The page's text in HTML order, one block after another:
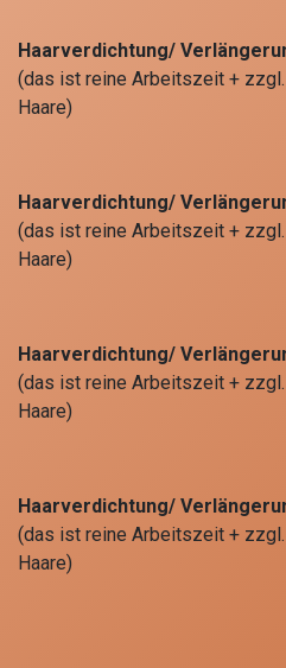
Haarverdichtung/
(das ist reine Arbeitszeit +
Haare)
Haarverdichtung/
(das ist reine Arbeitszeit +
Haare)
Haarverdichtung/
(das ist reine Arbeitszeit +
Haare)
Haarverdichtung/
(das ist reine Arbeitszeit +
Haare)